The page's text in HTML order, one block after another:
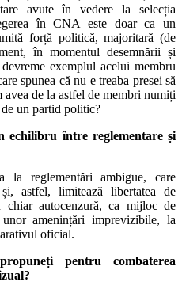
avute în vedere la selecția
în CNA este doar ca un
forță politică, majoritară (de
în momentul desemnării și
exemplul acelui membru
spunea că nu e treaba presei să
avea de la astfel de membri numiți
un partid politic?
echilibru între reglementare și
la reglementări ambigue, care
astfel, limitează libertatea de
chiar autocenzură, ca mijloc de
amenințări imprevizibile, la
oficial.
pentru combaterea